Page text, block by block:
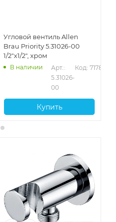
Угловой вентиль Allen
Brau Priority 5.31026-00
1/2"х1/2", хром
В наличии
Арт.:
5.31026-
00
Код: 71786
Купить